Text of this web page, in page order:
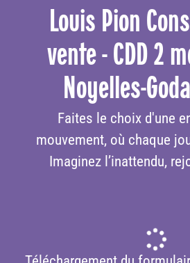
Louis Pion
vente - CDD 2
Noyelles-
Faites le choix d'une
mouvement, où chaque
Imaginez l’inattendu,